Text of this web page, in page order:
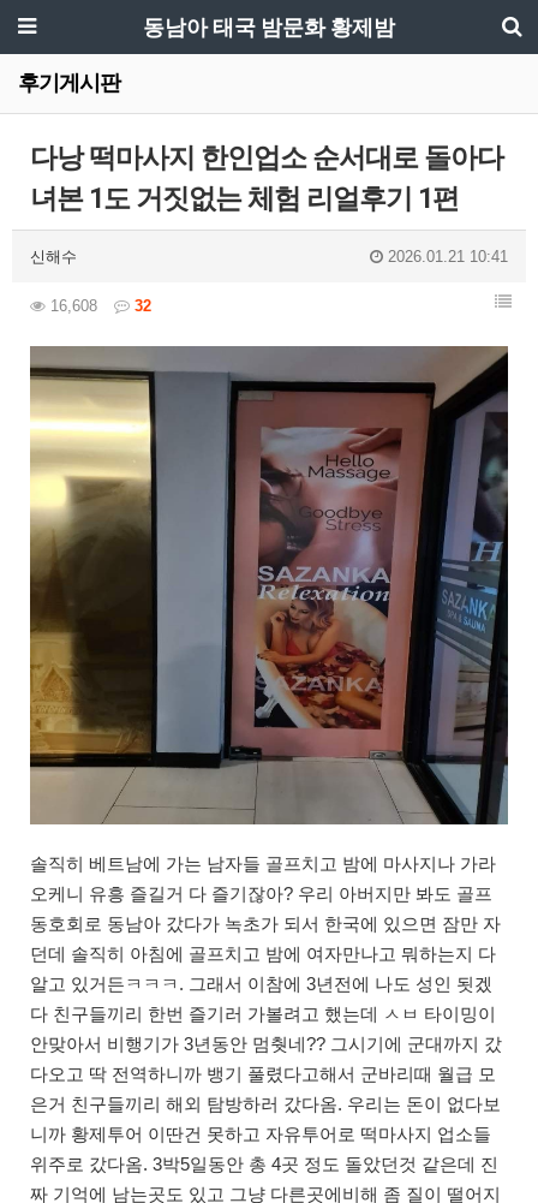
동남아 태국 밤문화 황제밤
후기게시판
다낭 떡마사지 한인업소 순서대로 돌아다
녀본 1도 거짓없는 체험 리얼후기 1편
신해수 2026.01.21 10:41
16,608 32
솔직히 베트남에 가는 남자들 골프치고 밤에 마사지나 가라
오케니 유흥 즐길거 다 즐기잖아? 우리 아버지만 봐도 골프
동호회로 동남아 갔다가 녹초가 되서 한국에 있으면 잠만 자
던데 솔직히 아침에 골프치고 밤에 여자만나고 뭐하는지 다
알고 있거든ㅋㅋㅋ. 그래서 이참에 3년전에 나도 성인 됫겠
다 친구들끼리 한번 즐기러 가볼려고 했는데 ㅅㅂ 타이밍이
안맞아서 비행기가 3년동안 멈췃네?? 그시기에 군대까지 갔
다오고 딱 전역하니까 뱅기 풀렸다고해서 군바리때 월급 모
은거 친구들끼리 해외 탐방하러 갔다옴. 우리는 돈이 없다보
니까 황제투어 이딴건 못하고 자유투어로 떡마사지 업소들
위주로 갔다옴. 3박5일동안 총 4곳 정도 돌았던것 같은데 진
짜 기억에 남는곳도 있고 그냥 다른곳에비해 좀 질이 떨어지